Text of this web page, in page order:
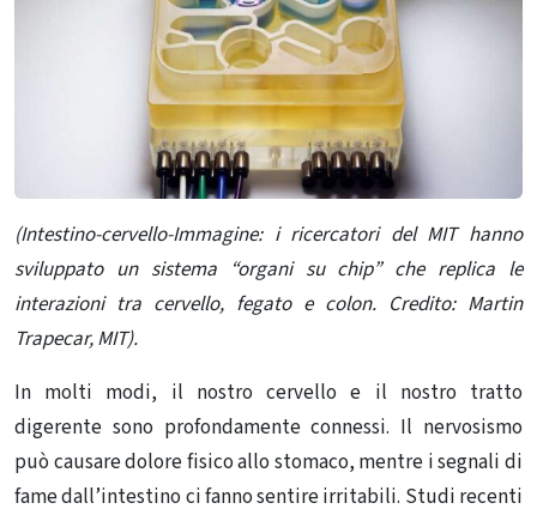
(Intestino-cervello-Immagine: i ricercatori del MIT hanno
sviluppato un sistema “organi su chip” che replica le
interazioni tra cervello, fegato e colon. Credito: Martin
Trapecar, MIT).
In molti modi, il nostro cervello e il nostro tratto
digerente sono profondamente connessi. Il nervosismo
può causare dolore fisico allo stomaco, mentre i segnali di
fame dall’intestino ci fanno sentire irritabili. Studi recenti